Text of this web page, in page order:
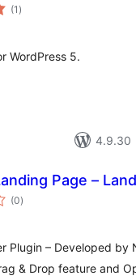
(1 مجموعی
درجہ
)
WordPress 5.
Page –
(0مجموعی
درجہ
)
Plugin – Developed by
& Drop feature and